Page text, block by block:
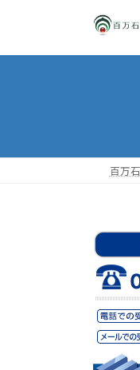
ッ
移
百万